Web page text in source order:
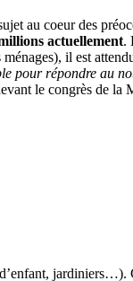
au coeur des
actuellement.
il est
pour répondre au
le congrès de la
jardiniers…).